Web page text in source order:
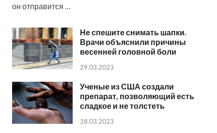
он отправится …
Не спешите снимать шапки.
Врачи объяснили причины
весенней головной боли
29.03.2023
Ученые из США создали
препарат, позволяющий есть
сладкое и не толстеть
28.03.2023